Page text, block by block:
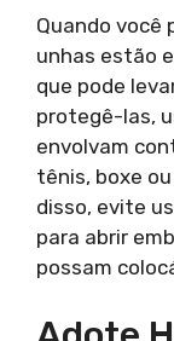
Quando você
unhas estão
que pode
protegê-las,
envolvam
tênis, boxe
disso, evite
para abrir
possam